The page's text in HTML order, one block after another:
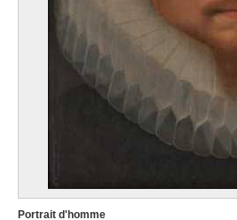
Portrait d'homme